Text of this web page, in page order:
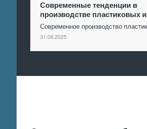
Современные тенденции в
производстве пластиковых
Современное производство
31.08.2025